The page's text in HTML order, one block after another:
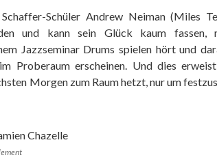
Schüler Andrew Neiman (Miles
und kann sein Glück kaum fassen,
Jazzseminar Drums spielen hört und
Proberaum erscheinen. Und dies
Morgen zum Raum hetzt, nur um